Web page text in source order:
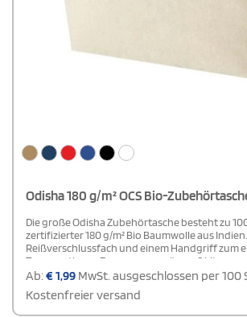
Odisha 180 g/m² OCS Bio-
Die große Odisha Zubehörtasche besteht zu 100
zertifizierter 180 g/m² Bio Baumwolle aus
Reißverschlussfach und einem Handgriff zum
Transportieren. Fassungsvermögen: 3 Liter.
Ab:€1,99 MwSt. ausgeschlossen per 100
Kostenfreier versand